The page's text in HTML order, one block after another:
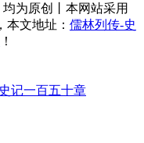
为原创丨本网站采用
文地址： 儒林列传-史
！
记一百五十章